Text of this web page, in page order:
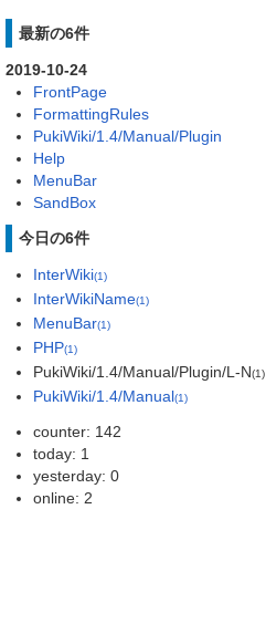
最新の6件
2019-10-24
FrontPage
FormattingRules
PukiWiki/1.4/Manual/Plugin
Help
MenuBar
SandBox
今日の6件
InterWiki(1)
InterWikiName(1)
MenuBar(1)
PHP(1)
PukiWiki/1.4/Manual/Plugin/L-N(1)
PukiWiki/1.4/Manual(1)
counter: 142
today: 1
yesterday: 0
online: 2